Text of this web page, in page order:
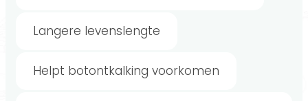
Langere levenslengte
Helpt botontkalking voorkomen